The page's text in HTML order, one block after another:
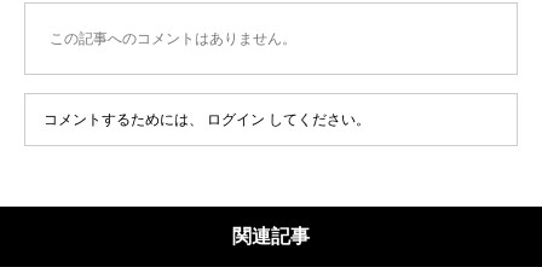
この記事へのコメントはありません。
コメントするためには、 ログイン してください。
関連記事